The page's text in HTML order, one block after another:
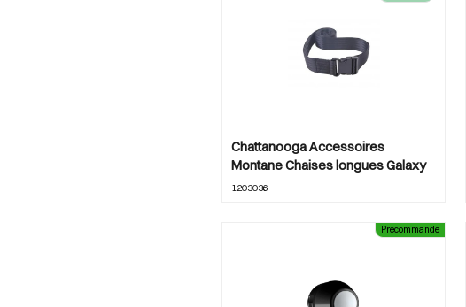
Chattanooga Accessoires
Montane Chaises longues Galaxy
1203036
Précommande